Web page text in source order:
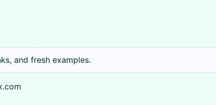
and fresh examples.